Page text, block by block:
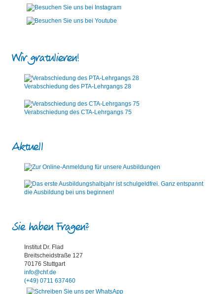
Wir gratulieren!
Verabschiedung des PTA-Lehrgangs 28
Verabschiedung des CTA-Lehrgangs 75
Aktuell
Sie haben Fragen?
Institut Dr. Flad
Breitscheidstraße 127
70176 Stuttgart
info@chf.de
(+49) 0711 637460